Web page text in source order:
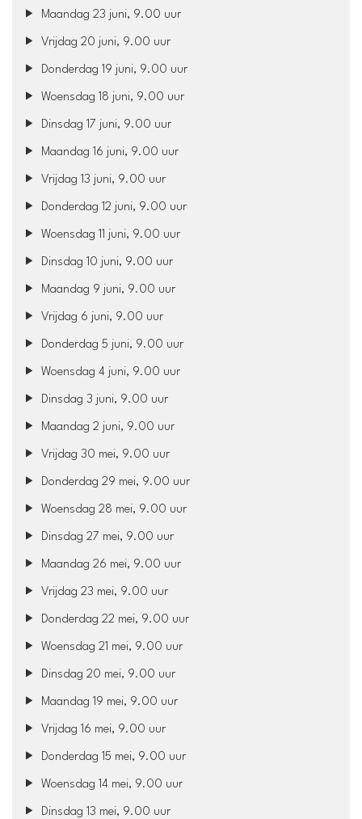
Maandag 23 juni, 9.00 uur
Vrijdag 20 juni, 9.00 uur
Donderdag 19 juni, 9.00 uur
Woensdag 18 juni, 9.00 uur
Dinsdag 17 juni, 9.00 uur
Maandag 16 juni, 9.00 uur
Vrijdag 13 juni, 9.00 uur
Donderdag 12 juni, 9.00 uur
Woensdag 11 juni, 9.00 uur
Dinsdag 10 juni, 9.00 uur
Maandag 9 juni, 9.00 uur
Vrijdag 6 juni, 9.00 uur
Donderdag 5 juni, 9.00 uur
Woensdag 4 juni, 9.00 uur
Dinsdag 3 juni, 9.00 uur
Maandag 2 juni, 9.00 uur
Vrijdag 30 mei, 9.00 uur
Donderdag 29 mei, 9.00 uur
Woensdag 28 mei, 9.00 uur
Dinsdag 27 mei, 9.00 uur
Maandag 26 mei, 9.00 uur
Vrijdag 23 mei, 9.00 uur
Donderdag 22 mei, 9.00 uur
Woensdag 21 mei, 9.00 uur
Dinsdag 20 mei, 9.00 uur
Maandag 19 mei, 9.00 uur
Vrijdag 16 mei, 9.00 uur
Donderdag 15 mei, 9.00 uur
Woensdag 14 mei, 9.00 uur
Dinsdag 13 mei, 9.00 uur